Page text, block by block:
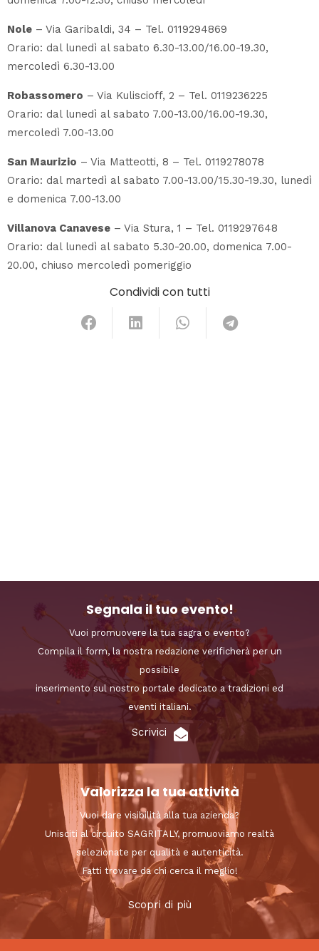
Nole – Via Garibaldi, 34 – Tel. 0119294869
Orario: dal lunedì al sabato 6.30-13.00/16.00-19.30,
mercoledì 6.30-13.00
Robassomero – Via Kuliscioff, 2 – Tel. 0119236225
Orario: dal lunedì al sabato 7.00-13.00/16.00-19.30,
mercoledì 7.00-13.00
San Maurizio – Via Matteotti, 8 – Tel. 0119278078
Orario: dal martedì al sabato 7.00-13.00/15.30-19.30, lunedì
e domenica 7.00-13.00
Villanova Canavese – Via Stura, 1 – Tel. 0119297648
Orario: dal lunedì al sabato 5.30-20.00, domenica 7.00-
20.00, chiuso mercoledì pomeriggio
Condividi con tutti
Segnala il tuo evento!
Vuoi promuovere la tua sagra o evento?
Compila il form, la nostra redazione verificherà per un
possibile
inserimento sul nostro portale dedicato a tradizioni ed
eventi italiani.
Scrivici
Valorizza la tua attività
Vuoi dare visibilità alla tua azienda?
Unisciti al circuito SAGRITALY, promuoviamo realtà
selezionate per qualità e autenticità.
Fatti trovare da chi cerca il meglio!
Scopri di più